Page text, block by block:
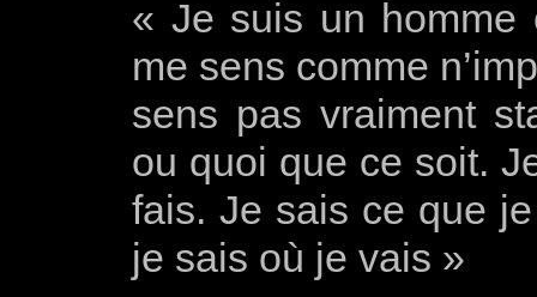
« Je suis un homme
me sens comme
sens pas vraiment
ou quoi que ce soit.
fais. Je sais ce que
je sais où je vais »